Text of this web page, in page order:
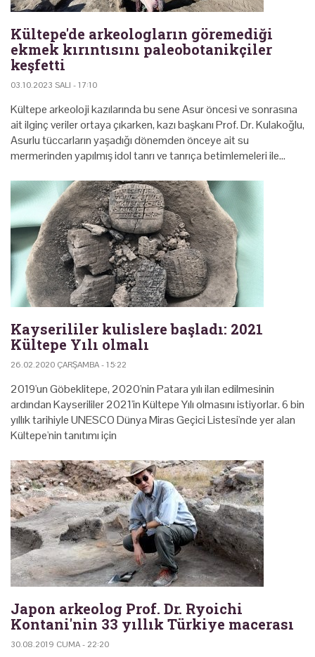
Kültepe'de arkeologların göremediği
ekmek kırıntısını paleobotanikçiler
keşfetti
03.10.2023 SALI - 17:10
Kültepe arkeoloji kazılarında bu sene Asur öncesi ve sonrasına
ait ilginç veriler ortaya çıkarken, kazı başkanı Prof. Dr. Kulakoğlu,
Asurlu tüccarların yaşadığı dönemden önceye ait su
mermerinden yapılmış idol tanrı ve tanrıça betimlemeleri ile…
Kayserililer kulislere başladı: 2021
Kültepe Yılı olmalı
26.02.2020 ÇARŞAMBA - 15:22
2019'un Göbeklitepe, 2020'nin Patara yılı ilan edilmesinin
ardından Kayserililer 2021'in Kültepe Yılı olmasını istiyorlar. 6 bin
yıllık tarihiyle UNESCO Dünya Miras Geçici Listesi'nde yer alan
Kültepe'nin tanıtımı için
Japon arkeolog Prof. Dr. Ryoichi
Kontani'nin 33 yıllık Türkiye macerası
30.08.2019 CUMA - 22:20